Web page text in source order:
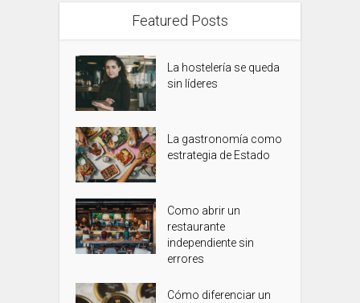
Featured Posts
La hostelería se queda
sin líderes
La gastronomía como
estrategia de Estado
Como abrir un
restaurante
independiente sin
errores
Cómo diferenciar un